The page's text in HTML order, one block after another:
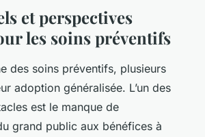
et perspectives
les soins préventifs
des soins préventifs, plusieurs
adoption généralisée. L’un des
est le manque de
grand public aux bénéfices à